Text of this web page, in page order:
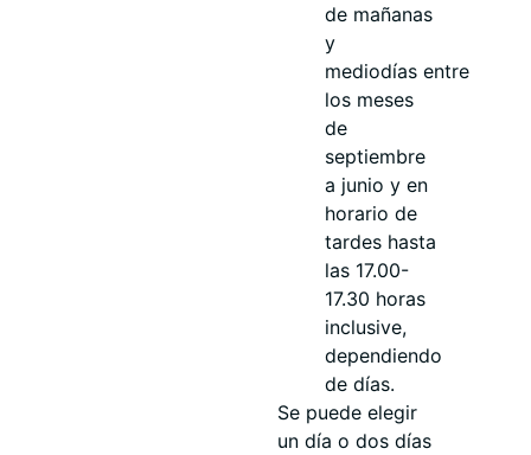
de mañanas
y
mediodías entre
los meses
de
septiembre
a junio y en
horario de
tardes hasta
las 17.00-
17.30 horas
inclusive,
dependiendo
de días.
Se puede elegir
un día o dos días